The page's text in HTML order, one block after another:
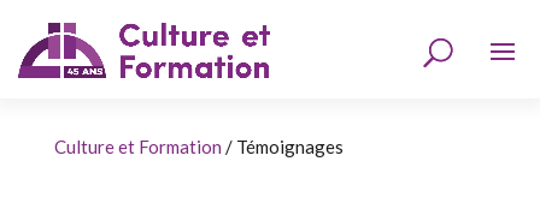
Culture et Formation / Témoignages